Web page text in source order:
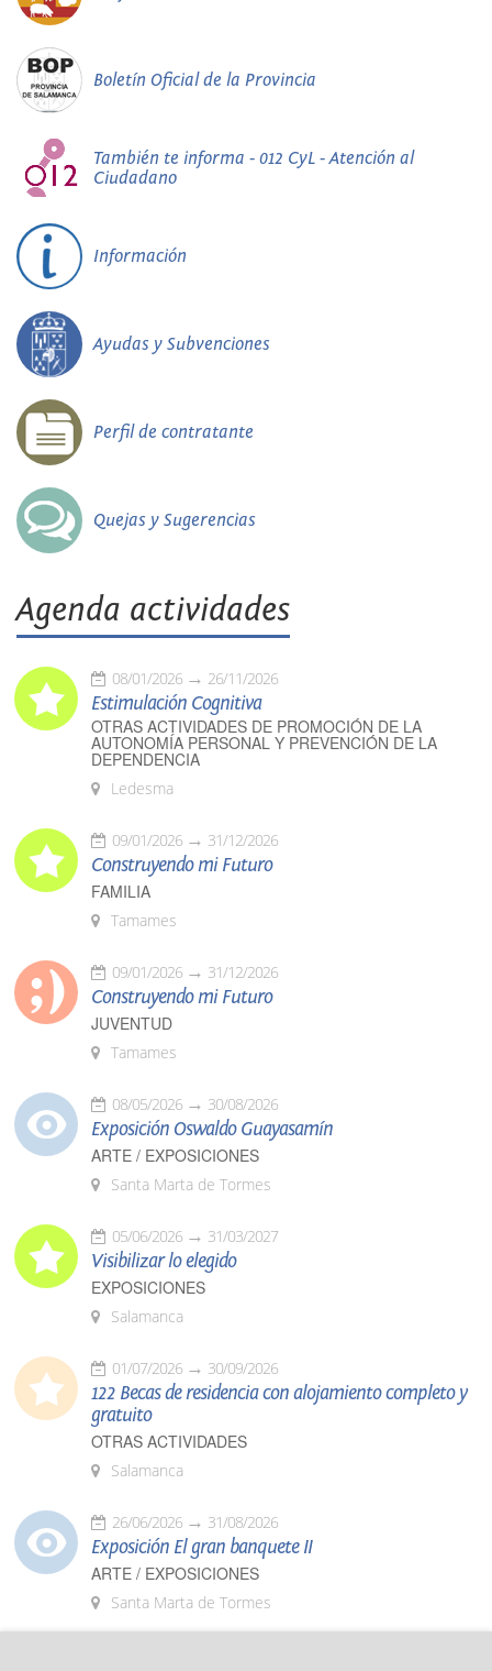
Boletín Oficial de la Provincia
También te informa - 012 CyL - Atención al
Ciudadano
Información
Ayudas y Subvenciones
Perfil de contratante
Quejas y Sugerencias
Agenda actividades
08/01/2026 26/11/2026
Estimulación Cognitiva
OTRAS ACTIVIDADES DE PROMOCIÓN DE LA
AUTONOMÍA PERSONAL Y PREVENCIÓN DE LA
DEPENDENCIA
Ledesma
09/01/2026 31/12/2026
Construyendo mi Futuro
FAMILIA
Tamames
09/01/2026 31/12/2026
Construyendo mi Futuro
JUVENTUD
Tamames
08/05/2026 30/08/2026
Exposición Oswaldo Guayasamín
ARTE / EXPOSICIONES
Santa Marta de Tormes
05/06/2026 31/03/2027
Visibilizar lo elegido
EXPOSICIONES
Salamanca
01/07/2026 30/09/2026
122 Becas de residencia con alojamiento completo y
gratuito
OTRAS ACTIVIDADES
Salamanca
26/06/2026 31/08/2026
Exposición El gran banquete II
ARTE / EXPOSICIONES
Santa Marta de Tormes